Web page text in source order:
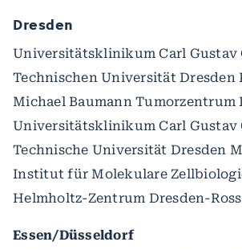
Dresden
Universitätsklinikum Carl Gustav
Technischen Universität Dresden
Michael Baumann Tumorzentrum
Universitätsklinikum Carl Gustav
Technische Universität Dresden
Institut für Molekulare
Helmholtz-Zentrum Dresden-
Essen/Düsseldorf